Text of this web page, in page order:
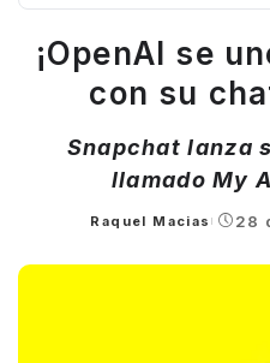
¡OpenAI se
con su
Snapchat lanza
llamado My
Posted
Raquel Macias 28